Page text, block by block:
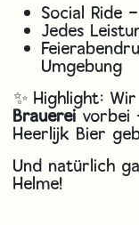
Social Ride –
Jedes
Umgebung
✨ Highlight:
Brauereivorbei
Heerlijk Bier
Und natürlich
Helme!